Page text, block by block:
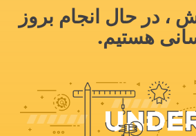
، در حال انجام بروز
هستیم.